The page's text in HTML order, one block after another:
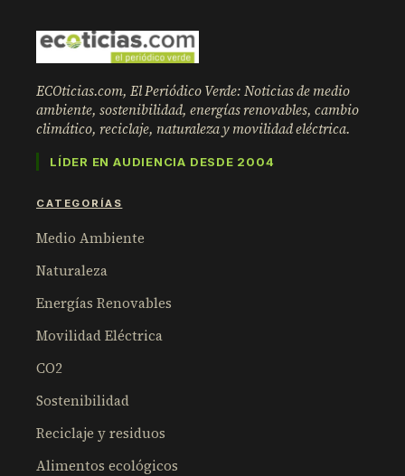
ECOticias.com, El Periódico Verde: Noticias de medio
ambiente, sostenibilidad, energías renovables, cambio
climático, reciclaje, naturaleza y movilidad eléctrica.
LÍDER EN AUDIENCIA DESDE 2004
CATEGORÍAS
Medio Ambiente
Naturaleza
Energías Renovables
Movilidad Eléctrica
CO2
Sostenibilidad
Reciclaje y residuos
Alimentos ecológicos